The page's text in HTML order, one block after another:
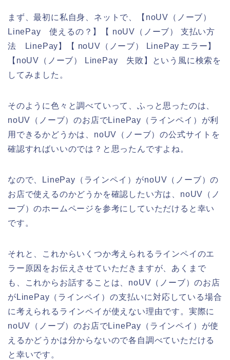
まず、最初に私自身、ネットで、【noUV（ノーブ）
LinePay 使えるの？】【 noUV（ノーブ） 支払い方
法 LinePay】【 noUV（ノーブ） LinePay エラー】
【noUV（ノーブ） LinePay 失敗】という風に検索を
してみました。
そのように色々と調べていって、ふっと思ったのは、
noUV（ノーブ）のお店でLinePay（ラインペイ）が利
用できるかどうかは、noUV（ノーブ）の公式サイトを
確認すればいいのでは？と思ったんですよね。
なので、LinePay（ラインペイ）がnoUV（ノーブ）の
お店で使えるのかどうかを確認したい方は、noUV（ノ
ーブ）のホームページを参考にしていただけると幸い
です。
それと、これからいくつか考えられるラインペイのエ
ラー原因をお伝えさせていただきますが、あくまで
も、これからお話することは、noUV（ノーブ）のお店
がLinePay（ラインペイ）の支払いに対応している場合
に考えられるラインペイが使えない理由です。実際に
noUV（ノーブ）のお店でLinePay（ラインペイ）が使
えるかどうかは分からないので各自調べていただける
と幸いです。